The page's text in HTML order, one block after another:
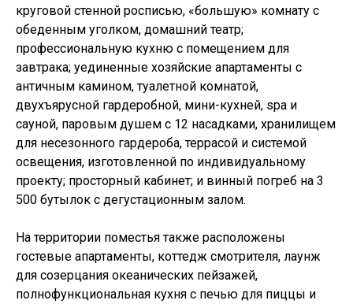
круговой стенной росписью, «большую» комнату с
обеденным уголком, домашний театр;
профессиональную кухню с помещением для
завтрака; уединенные хозяйские апартаменты с
античным камином, туалетной комнатой,
двухъярусной гардеробной, мини-кухней, spa и
сауной, паровым душем с 12 насадками, хранилищем
для несезонного гардероба, террасой и системой
освещения, изготовленной по индивидуальному
проекту; просторный кабинет; и винный погреб на 3
500 бутылок с дегустационным залом.
На территории поместья также расположены
гостевые апартаменты, коттедж смотрителя, лаунж
для созерцания океанических пейзажей,
полнофункциональная кухня с печью для пиццы и